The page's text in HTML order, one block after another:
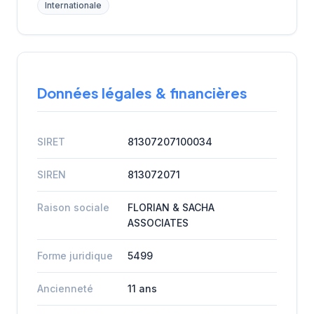
Internationale
Données légales & financières
SIRET 81307207100034
SIREN 813072071
Raison sociale
FLORIAN & SACHA
ASSOCIATES
Forme juridique 5499
Ancienneté 11 ans